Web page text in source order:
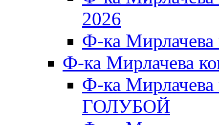
2026
Ф-ка
Ф-ка Мирлачева
Ф-ка
ГОЛУБОЙ